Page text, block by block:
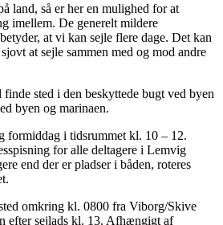
land, så er her en mulighed for at
imellem. De generelt mildere
at vi kan sejle flere dage. Det kan
at sejle sammen med og mod andre
finde sted i den beskyttede bugt ved byen
byen og marinaen.
formiddag i tidsrummet kl. 10 – 12.
for alle deltagere i Lemvig
end der er pladser i båden, roteres
omkring kl. 0800 fra Viborg/Skive
efter sejlads kl. 13. Afhængigt af